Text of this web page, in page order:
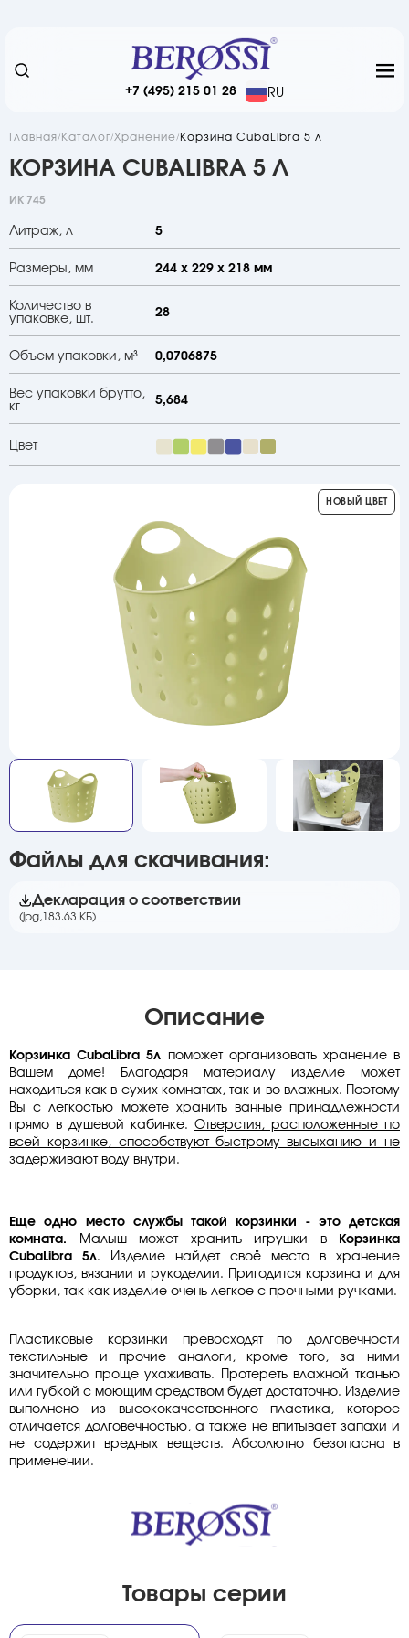
+7 (495) 215 01 28 RU
Главная Каталог Хранение Корзина CubaLibra 5 л
КОРЗИНА CUBALIBRA 5 Л
ИК 745
Литраж, л 5
Размеры, мм 244 х 229 х 218 мм
Количество в
упаковке, шт.
28
Объем упаковки, м³ 0,0706875
Вес упаковки брутто,
кг
5,684
Цвет
НОВЫЙ ЦВЕТ
Файлы для скачивания:
Декларация о соответствии
(jpg,183.63 КБ)
Описание
Корзинка CubaLibra 5л поможет организовать хранение в
Вашем доме! Благодаря материалу изделие может
находиться как в сухих комнатах, так и во влажных. Поэтому
Вы с легкостью можете хранить ванные принадлежности
прямо в душевой кабинке. Отверстия, расположенные по
всей корзинке, способствуют быстрому высыханию и не
задерживают воду внутри.
Еще одно место службы такой корзинки - это детская
комната. Малыш может хранить игрушки в
Корзинка
CubaLibra 5л. Изделие найдет своё место в хранение
продуктов, вязании и рукоделии. Пригодится корзина и для
уборки, так как изделие очень легкое с прочными ручками.
Пластиковые корзинки превосходят по долговечности
текстильные и прочие аналоги, кроме того, за ними
значительно проще ухаживать. Протереть влажной тканью
или губкой с моющим средством будет достаточно. Изделие
выполнено из высококачественного пластика, которое
отличается долговечностью, а также не впитывает запахи и
не содержит вредных веществ. Абсолютно безопасна в
применении.
Товары серии